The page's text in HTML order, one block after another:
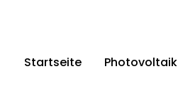
Startseite Photovoltaik